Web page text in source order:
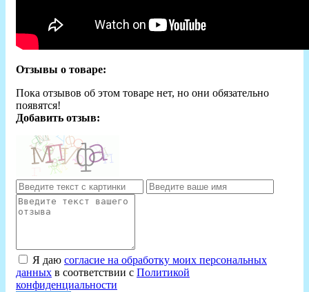
Отзывы о товаре:
Пока отзывов об этом товаре нет, но они обязательно
появятся!
Добавить отзыв:
Я даю согласие на обработку моих персональных
данных в соответствии с Политикой
конфиденциальности